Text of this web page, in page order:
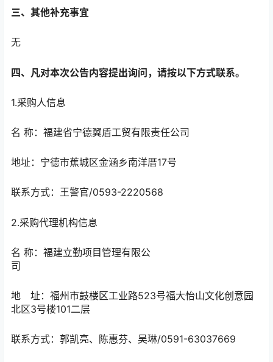
三、其他补充事宜
无
四、凡对本次公告内容提出询问，请按以下方式联系。
1.采购人信息
名 称：福建省宁德翼盾工贸有限责任公司
地址：宁德市蕉城区金涵乡南洋厝17号
联系方式：王警官/0593-2220568
2.采购代理机构信息
名 称：福建立勤项目管理有限公
司
地 址：福州市鼓楼区工业路523号福大怡山文化创意园
北区3号楼101二层
联系方式：郭凯亮、陈惠芬、吴琳/0591-63037669